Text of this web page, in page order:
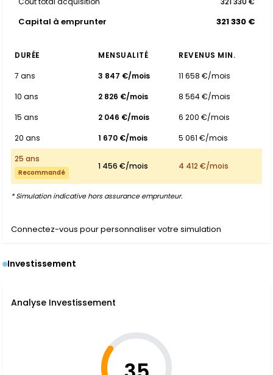
Capital à emprunter 321 330 €
DURÉE MENSUALITÉ
REVENUS MIN.
7 ans
3 847 €/mois
11 658 €/mois
10 ans
2 826 €/mois
8 564 €/mois
15 ans
2 046 €/mois
6 200 €/mois
20 ans
1 670 €/mois
5 061 €/mois
25 ans
Recommandé
1 456 €/mois 4 412 €/mois
* Simulation indicative hors assurance emprunteur.
Connectez-vous pour personnaliser votre simulation
Investissement
Analyse Investissement